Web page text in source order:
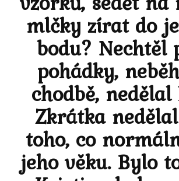
mlčky zírat do
bodu? Nechtěl
pohádky,
chodbě,
Zkrátka
toho, co
jeho věku. Bylo